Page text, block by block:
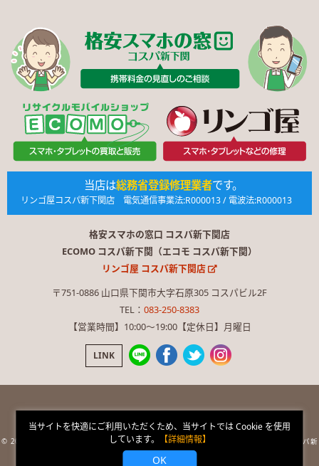
当店は総務省登録修理業者です。
リンゴ屋コスパ新下関店 電気通信事業法:R000013 / 電波法:R000013
格安スマホの窓口 コスパ新下関店
ECOMO コスパ新下関（エコモ コスパ新下関）
リンゴ屋 コスパ新下関店
〒751-0886 山口県下関市大字石原305 コスパビル2F
TEL： 083-250-8383
【営業時間】10:00〜19:00【定休日】月曜日
LINK
当サイトを快適にご利用いただくため、当サイトでは Cookie を使用
しています。
【詳細情報】
OK
ページ内の画像や文章を無断使用を禁止します。
© 2026 格安スマホの窓口 コスパ新下関店 × ECOMO コスパ新下関 × RINGOYA コスパ新
下関店